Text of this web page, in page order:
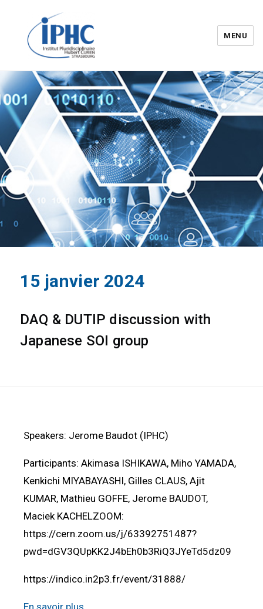
Institut pluridisciplinaire Hubert
Curien – IPHC
MENU
15 janvier 2024
DAQ & DUTIP discussion with
Japanese SOI group
Speakers: Jerome Baudot (IPHC)
Participants: Akimasa ISHIKAWA, Miho YAMADA,
Kenkichi MIYABAYASHI, Gilles CLAUS, Ajit
KUMAR, Mathieu GOFFE, Jerome BAUDOT,
Maciek KACHELZOOM:
https://cern.zoom.us/j/63392751487?
pwd=dGV3QUpKK2J4bEh0b3RiQ3JYeTd5dz09
https://indico.in2p3.fr/event/31888/
En savoir plus